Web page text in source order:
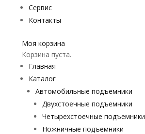
Сервис
Контакты
Моя корзина
Корзина пуста.
Главная
Каталог
Автомобильные подъемники
Двухстоечные подъемники
Четырехстоечные подъемники
Ножничные подъемники